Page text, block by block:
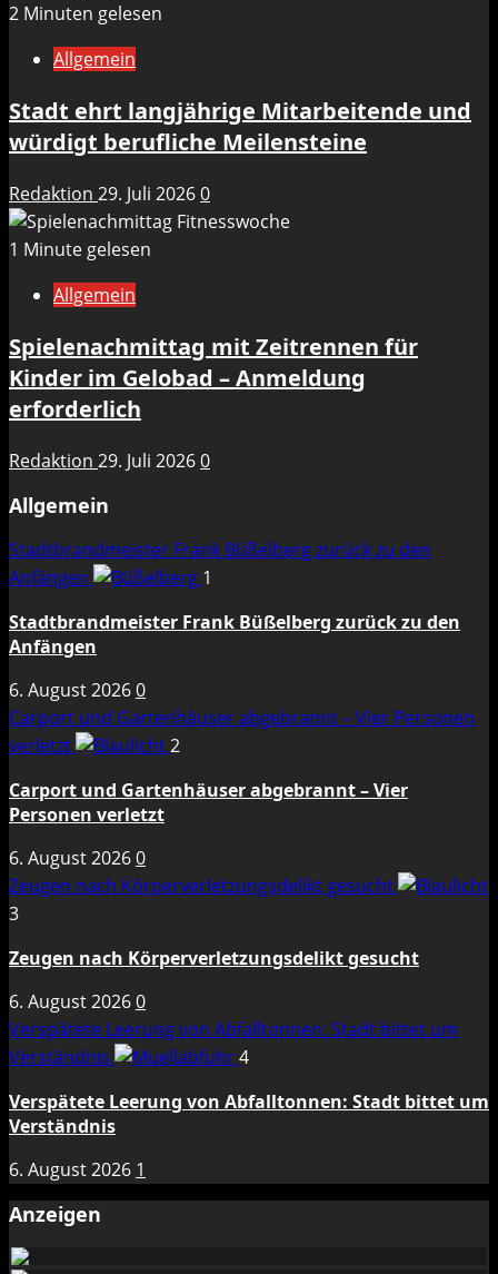
2 Minuten gelesen
Allgemein
Stadt ehrt langjährige Mitarbeitende und
würdigt berufliche Meilensteine
Redaktion 29. Juli 20260
1 Minute gelesen
Allgemein
Spielenachmittag mit Zeitrennen für
Kinder im Gelobad – Anmeldung
erforderlich
Redaktion 29. Juli 20260
Allgemein
Stadtbrandmeister Frank Büßelberg zurück zu den
Anfängen
1
Stadtbrandmeister Frank Büßelberg zurück zu den
Anfängen
6. August 20260
Carport und Gartenhäuser abgebrannt – Vier Personen
verletzt
2
Carport und Gartenhäuser abgebrannt – Vier
Personen verletzt
6. August 20260
Zeugen nach Körperverletzungsdelikt gesucht
3
Zeugen nach Körperverletzungsdelikt gesucht
6. August 20260
Verspätete Leerung von Abfalltonnen: Stadt bittet um
Verständnis
4
Verspätete Leerung von Abfalltonnen: Stadt bittet um
Verständnis
6. August 2026 1
Anzeigen